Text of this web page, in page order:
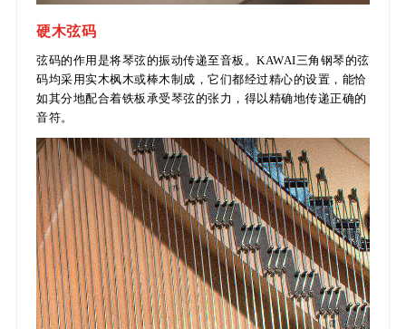
硬木弦码
弦码的作用是将琴弦的振动传递至音板。KAWAI三角钢琴的弦
码均采用实木枫木或棒木制成，它们都经过精心的设置，能恰
如其分地配合着铁板承受琴弦的张力，得以精确地传递正确的
音符。